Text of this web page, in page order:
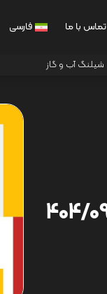
تماس با ما فارسی
شیلنگ آب و گاز